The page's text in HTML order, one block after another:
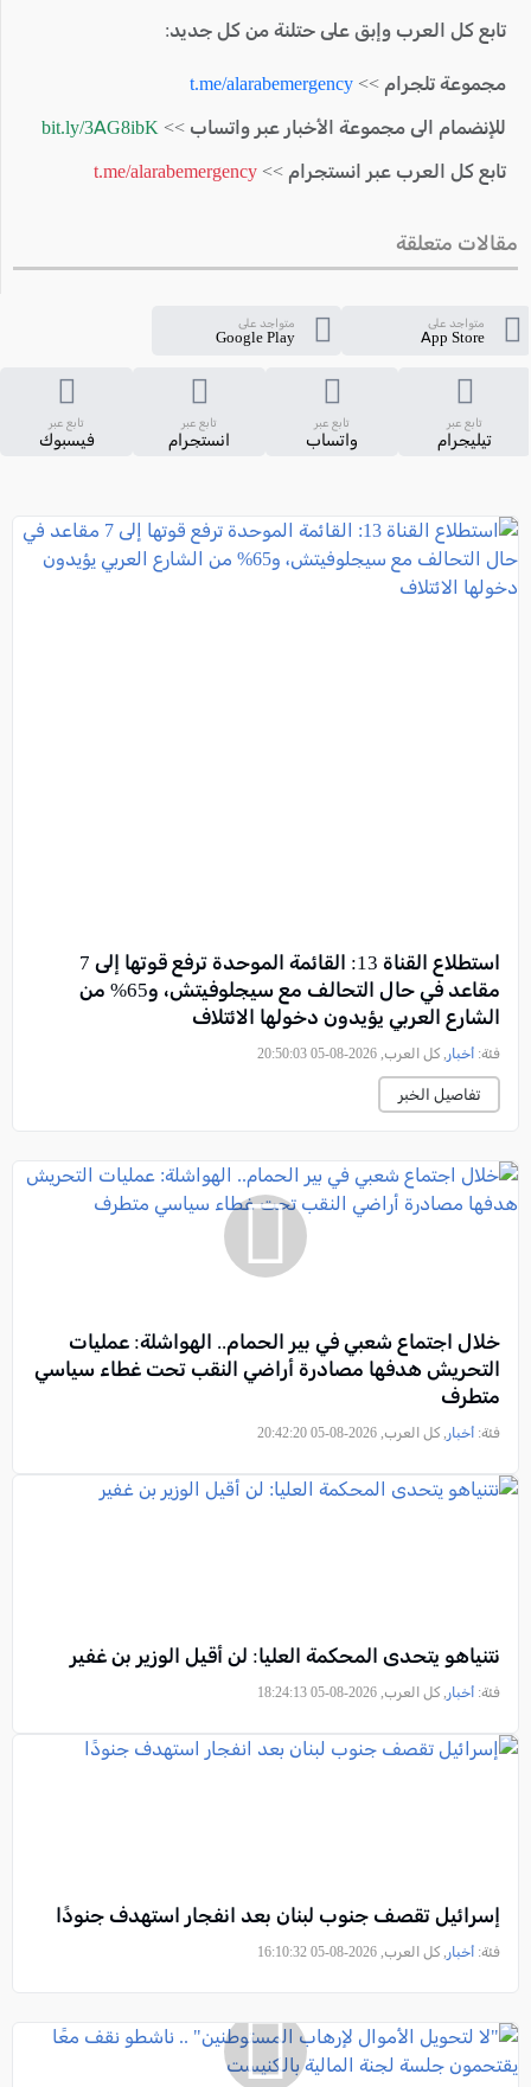
تابع كل العرب وإبق على حتلنة من كل جديد:
مجموعة تلجرام >> t.me/alarabemergency
للإنضمام الى مجموعة الأخبار عبر واتساب >> bit.ly/3AG8ibK
تابع كل العرب عبر انستجرام >> t.me/alarabemergency
مقالات متعلقة
متواجد على
App Store
متواجد على
Google Play
تابع عبر
تيليجرام
تابع عبر
واتساب
تابع عبر
انستجرام
تابع عبر
فيسبوك
استطلاع القناة 13: القائمة الموحدة ترفع قوتها إلى 7
مقاعد في حال التحالف مع سيجلوفيتش، و65% من
الشارع العربي يؤيدون دخولها الائتلاف
فئة: أخبار , كل العرب, 2026-08-05 20:50:03
تفاصيل الخبر
خلال اجتماع شعبي في بير الحمام.. الهواشلة: عمليات
التحريش هدفها مصادرة أراضي النقب تحت غطاء سياسي
متطرف
فئة: أخبار , كل العرب, 2026-08-05 20:42:20
نتنياهو يتحدى المحكمة العليا: لن أقيل الوزير بن غفير
فئة: أخبار , كل العرب, 2026-08-05 18:24:13
إسرائيل تقصف جنوب لبنان بعد انفجار استهدف جنودًا
فئة: أخبار , كل العرب, 2026-08-05 16:10:32